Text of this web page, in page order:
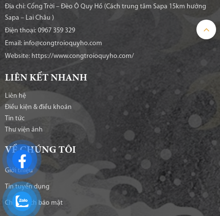
Địa chỉ: Cổng Trời – Đèo Ô Quy Hồ (Cách trung tâm Sapa 15km hướng
Sapa – Lai Châu )
Điện thoại: 0967 359 329
Email: info@congtroioquyho.com
Website: https://www.congtroioquyho.com/
LIÊN KẾT NHANH
Liên hệ
Điều kiện & điều khoản
Tin tức
Thư viện ảnh
VỀ CHÚNG TÔI
Giới thiệu
Tin tuyển dụng
Chính sách bảo mật